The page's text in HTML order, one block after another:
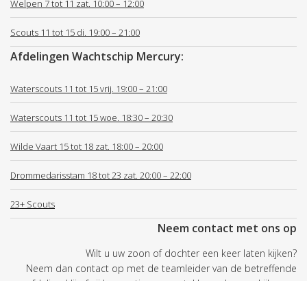
Welpen 7 tot 11 zat. 10:00 – 12:00
Scouts 11 tot 15 di. 19:00 – 21:00
Afdelingen Wachtschip Mercury:
Waterscouts 11 tot 15 vrij. 19:00 – 21:00
Waterscouts 11 tot 15 woe. 18:30 – 20:30
Wilde Vaart 15 tot 18 zat. 18:00 – 20:00
Drommedarisstam 18 tot 23 zat. 20:00 – 22:00
23+ Scouts
Neem contact met ons op
Wilt u uw zoon of dochter een keer laten kijken?
Neem dan contact op met de teamleider van de betreffende